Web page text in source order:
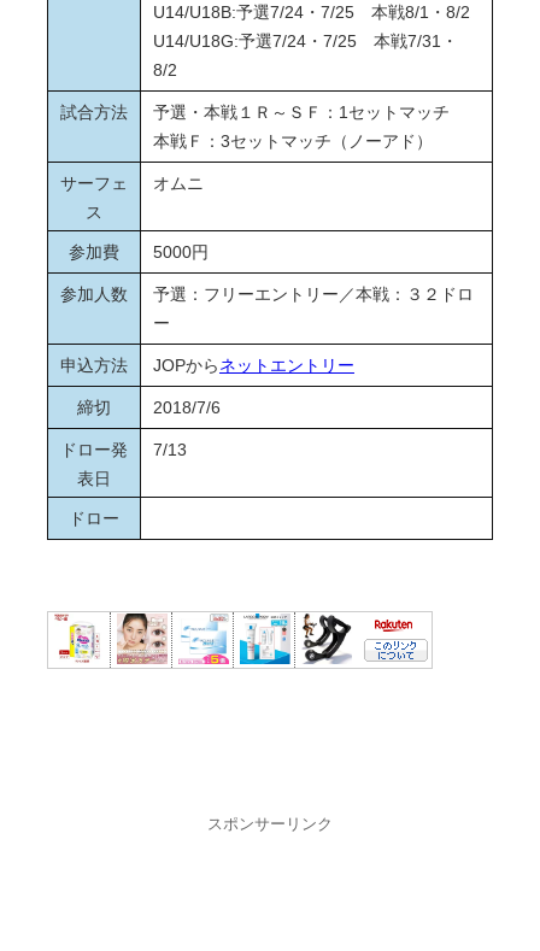
U14/U18B:予選7/24・7/25 本戦8/1・8/2
U14/U18G:予選7/24・7/25 本戦7/31・
8/2
試合方法
予選・本戦１Ｒ～ＳＦ：1セットマッチ
本戦Ｆ：3セットマッチ（ノーアド）
サーフェ
ス
オムニ
参加費 5000円
参加人数
予選：フリーエントリー／本戦：３２ドロ
ー
申込方法 JOPからネットエントリー
締切 2018/7/6
ドロー発
表日
7/13
ドロー
スポンサーリンク